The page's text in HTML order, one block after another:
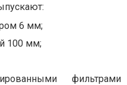
6 мм;
100 мм;
фильтрами